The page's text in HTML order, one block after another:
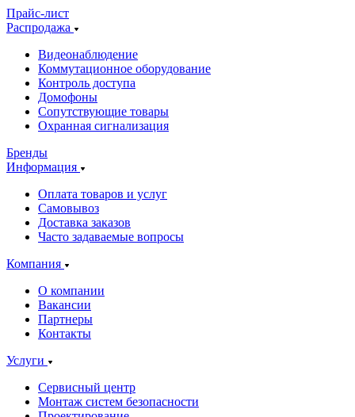
Прайс-лист
Распродажа
Видеонаблюдение
Коммутационное оборудование
Контроль доступа
Домофоны
Сопутствующие товары
Охранная сигнализация
Бренды
Информация
Оплата товаров и услуг
Самовывоз
Доставка заказов
Часто задаваемые вопросы
Компания
О компании
Вакансии
Партнеры
Контакты
Услуги
Сервисный центр
Монтаж систем безопасности